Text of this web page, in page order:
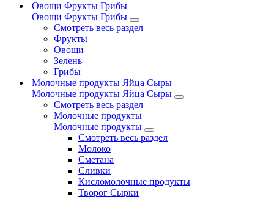
Овощи Фрукты Грибы
Овощи Фрукты Грибы
Смотреть весь раздел
Фрукты
Овощи
Зелень
Грибы
Молочные продукты Яйца Сыры
Молочные продукты Яйца Сыры
Смотреть весь раздел
Молочные продукты
Молочные продукты
Смотреть весь раздел
Молоко
Сметана
Сливки
Кисломолочные продукты
Творог Сырки